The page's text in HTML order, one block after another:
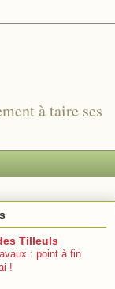
à taire ses
Tilleuls
: point à fin
!